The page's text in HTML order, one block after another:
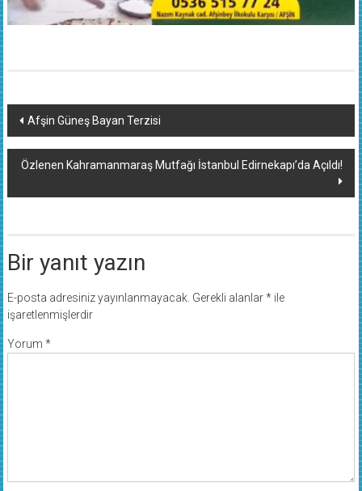
Yazı
dolaşımı
Afşin Güneş Bayan Terzisi
Özlenen Kahramanmaraş Mutfağı İstanbul Edirnekapı’da Açıldı!
Bir yanıt yazın
E-posta adresiniz yayınlanmayacak. Gerekli alanlar*ile
işaretlenmişlerdir
Yorum *